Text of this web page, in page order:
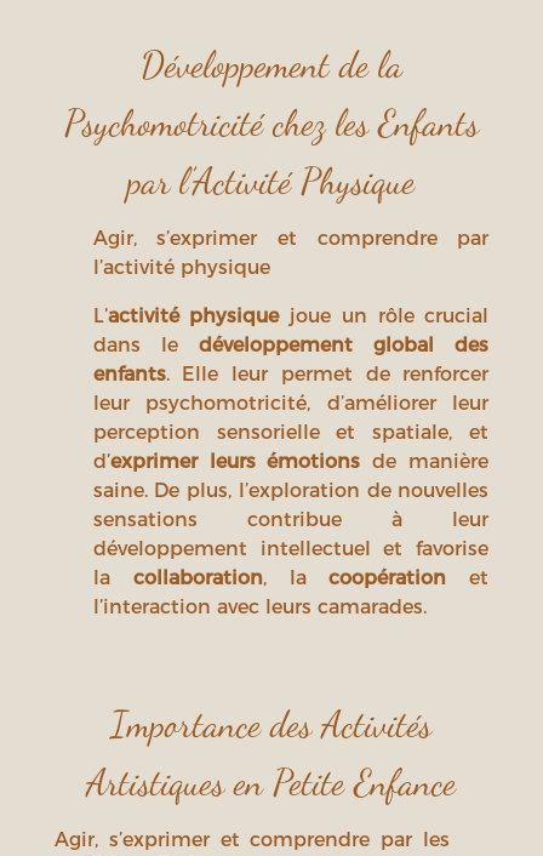
Développement de la
Psychomotricité chez les Enfants
par l’Activité Physique
Agir, s’exprimer et comprendre par
l’activité physique
L’activité physiquejoue un rôle crucial
dans le développement global des
enfants. Elle leur permet de renforcer
leur psychomotricité, d’améliorer leur
perception sensorielle et spatiale, et
d’exprimer leurs émotions de manière
saine. De plus, l’exploration de nouvelles
sensations contribue à leur
développement intellectuel et favorise
la collaboration, lacoopération et
l’interaction avec leurs camarades.
Importance des Activités
Artistiques en Petite Enfance
Agir, s’exprimer et comprendre par les